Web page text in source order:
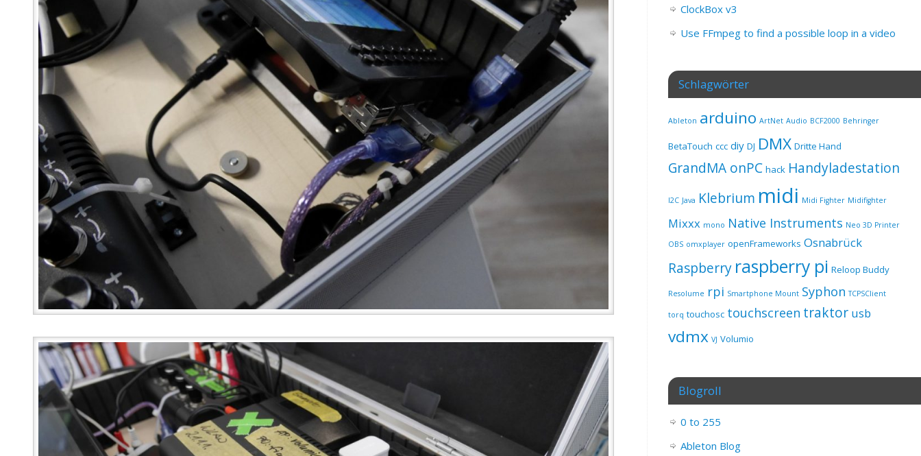
ClockBox v3
Use FFmpeg to find a possible loop in a video
Schlagwörter
Ableton arduino ArtNet Audio BCF2000 Behringer
BetaTouch ccc diy DJ DMX Dritte Hand
GrandMA onPC hack Handyladestation
I2C Java Klebrium midi Midi Fighter Midifighter
Mixxx mono Native Instruments Neo 3D Printer
OBS omxplayer openFrameworks Osnabrück
Raspberry raspberry pi Reloop Buddy
Resolume rpi Smartphone Mount Syphon TCPSClient
torq touchosc touchscreen traktor usb
vdmx VJ Volumio
Blogroll
0 to 255
Ableton Blog